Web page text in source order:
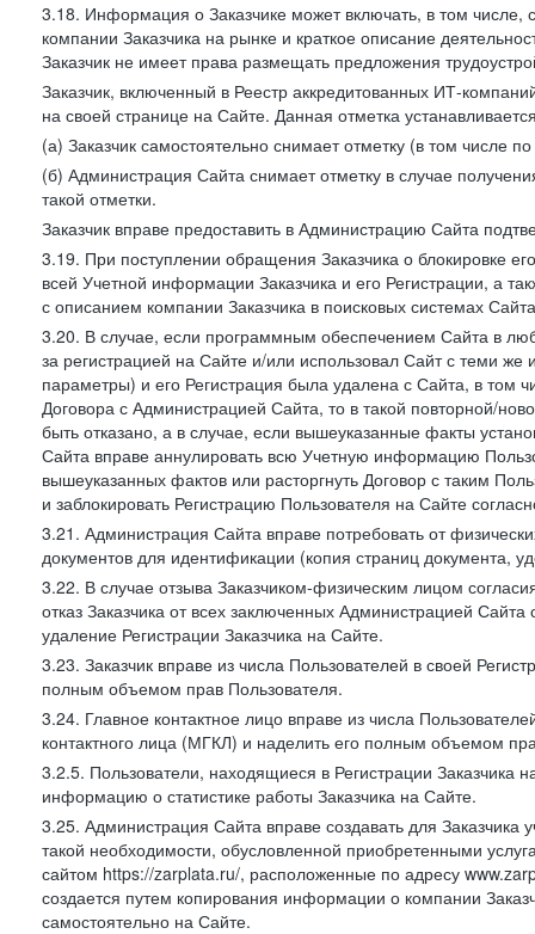
3.18. Информация о Заказчике может включать, в том
компании Заказчика на рынке и краткое описание
Заказчик не имеет права размещать предложения
Заказчик, включенный в Реестр аккредитованных ИТ-
на своей странице на Сайте. Данная отметка
(а) Заказчик самостоятельно снимает отметку (в том числе
(б) Администрация Сайта снимает отметку в случае
такой отметки.
Заказчик вправе предоставить в Администрацию Сайта
3.19. При поступлении обращения Заказчика о блокировке
всей Учетной информации Заказчика и его Регистрации, а
с описанием компании Заказчика в поисковых системах
3.20. В случае, если программным обеспечением Сайта в
за регистрацией на Сайте и/или использовал Сайт с теми
параметры) и его Регистрация была удалена с Сайта, в том
Договора с Администрацией Сайта, то в такой повторной/
быть отказано, а в случае, если вышеуказанные факты
Сайта вправе аннулировать всю Учетную информацию
вышеуказанных фактов или расторгнуть Договор с таким
и заблокировать Регистрацию Пользователя на Сайте
3.21. Администрация Сайта вправе потребовать от
документов для идентификации (копия страниц документа,
3.22. В случае отзыва Заказчиком-физическим лицом
отказ Заказчика от всех заключенных Администрацией
удаление Регистрации Заказчика на Сайте.
3.23. Заказчик вправе из числа Пользователей в своей
полным объемом прав Пользователя.
3.24. Главное контактное лицо вправе из числа
контактного лица (МГКЛ) и наделить его полным объемом
3.2.5. Пользователи, находящиеся в Регистрации Заказчика
информацию о статистике работы Заказчика на Сайте.
3.25. Администрация Сайта вправе создавать для
такой необходимости, обусловленной приобретенными
сайтом https://zarplata.ru/, расположенные по адресу
создается путем копирования информации о компании
самостоятельно на Сайте.